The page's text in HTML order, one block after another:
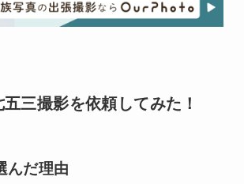
三撮影を依頼してみた！
んだ理由